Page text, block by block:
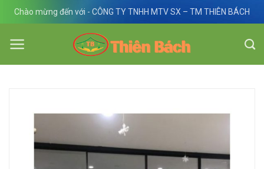
Skip
content
Chào mừng đến với - CÔNG TY TNHH MTV SX – TM THIÊN BÁCH